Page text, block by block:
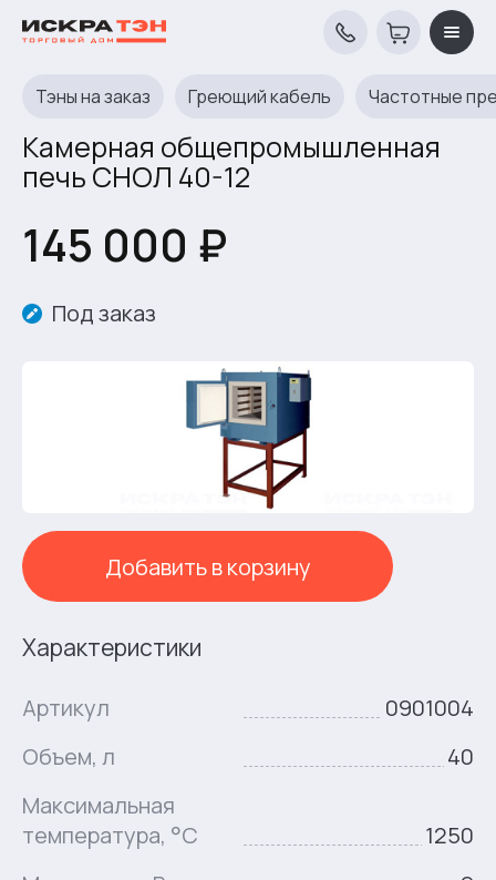
Тэны на заказ Греющий кабель Частотные
Характеристики
Артикул
0901004
Объем, л
40
Максимальная
температура, °C
1250
Камерная общепромышленная
печь СНОЛ 40-12
145 000 ₽
Под заказ
Добавить в корзину